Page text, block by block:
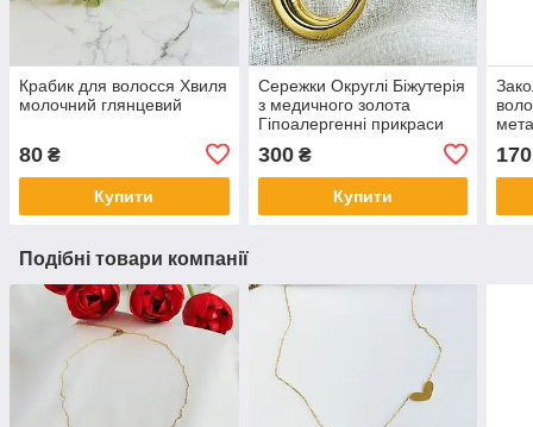
Крабик для волосся Хвиля
молочний глянцевий
80 ₴
Купити
Сережки Округлі Біжутерія
з медичного золота
Гіпоалергенні прикраси
300₴
Купити
170
Подібні товари компанії